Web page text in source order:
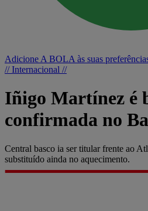
Adicione A BOLA às suas
// Internacional //
Iñigo Martínez é
confirmada no
Central basco ia ser titular frente ao
substituído ainda no aquecimento.